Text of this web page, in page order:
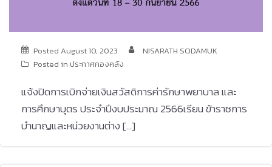
Posted August 10, 2023
NISARATH SODAMUK
Posted in ประกาศกองคลัง
แจ้งปิดการเบิกจ่ายเงินสวัสดิการค่ารักษาพยาบาล และ
การศึกษาบุตร ประจำปีงบประมาณ 2566เรียน ข้าราชการ
บำนาญและหน่วยงานต่าง […]